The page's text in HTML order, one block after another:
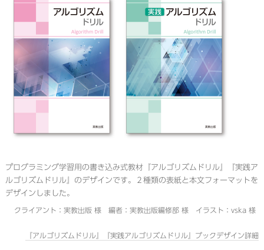
プログラミング学習用の書き込み式教材『アルゴリズムドリル』『実践ア
ルゴリズムドリル』のデザインです。２種類の表紙と本文フォーマットを
デザインしました。
クライアント：実教出版 様 編者：実教出版編修部 様 イラスト：vska 様
『アルゴリズムドリル』『実践アルゴリズムドリル』ブックデザイン詳細